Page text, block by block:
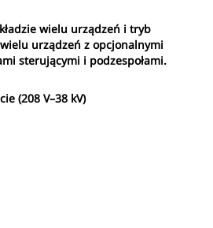
wielu urządzeń i tryb
urządzeń z opcjonalnymi
sterującymi i podzespołami.
(208 V–38 kV)